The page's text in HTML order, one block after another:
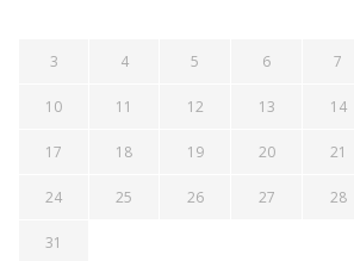
3 4 5 6 7
10 11 12 13 14
17 18 19 20 21
24 25 26 27 28
31